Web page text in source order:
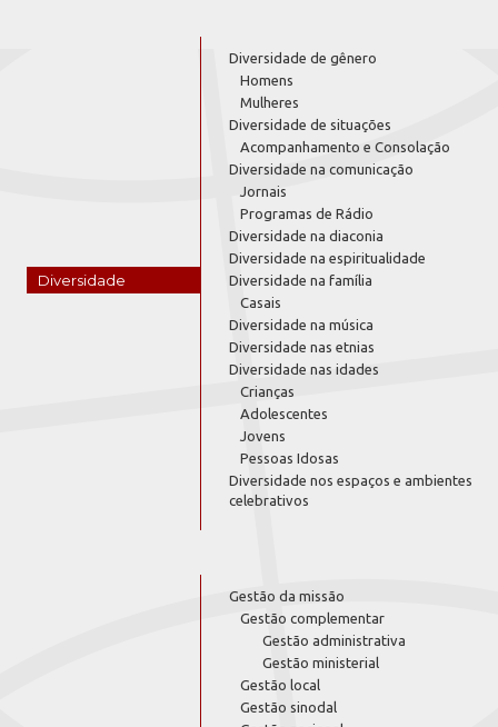
Diversidade
Diversidade de gênero
Homens
Mulheres
Diversidade de situações
Acompanhamento e Consolação
Diversidade na comunicação
Jornais
Programas de Rádio
Diversidade na diaconia
Diversidade na espiritualidade
Diversidade na família
Casais
Diversidade na música
Diversidade nas etnias
Diversidade nas idades
Crianças
Adolescentes
Jovens
Pessoas Idosas
Diversidade nos espaços e ambientes
celebrativos
Gestão da missão
Gestão complementar
Gestão administrativa
Gestão ministerial
Gestão local
Gestão sinodal